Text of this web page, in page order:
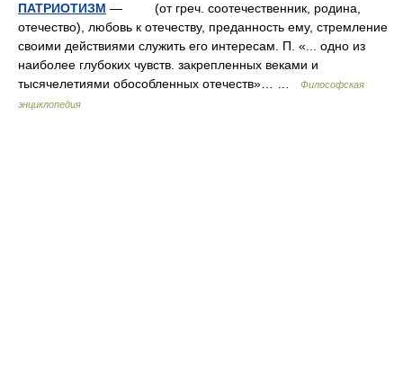
ПАТРИОТИЗМ — (от греч. соотечественник, родина,
отечество), любовь к отечеству, преданность ему, стремление
своими действиями служить его интересам. П. «... одно из
наиболее глубоких чувств. закрепленных веками и
тысячелетиями обособленных отечеств»… …
Философская
энциклопедия